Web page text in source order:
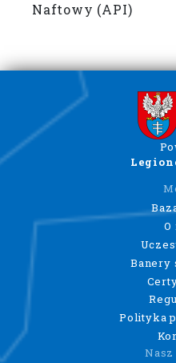
Naftowy (API)
O
Banery
Polityka